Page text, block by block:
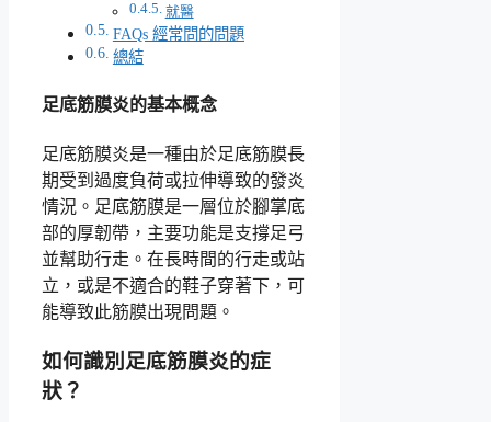
就醫
FAQs 經常問的問題
總結
足底筋膜炎的基本概念
足底筋膜炎是一種由於足底筋膜長
期受到過度負荷或拉伸導致的發炎
情況。足底筋膜是一層位於腳掌底
部的厚韌帶，主要功能是支撐足弓
並幫助行走。在長時間的行走或站
立，或是不適合的鞋子穿著下，可
能導致此筋膜出現問題。
如何識別足底筋膜炎的症
狀？